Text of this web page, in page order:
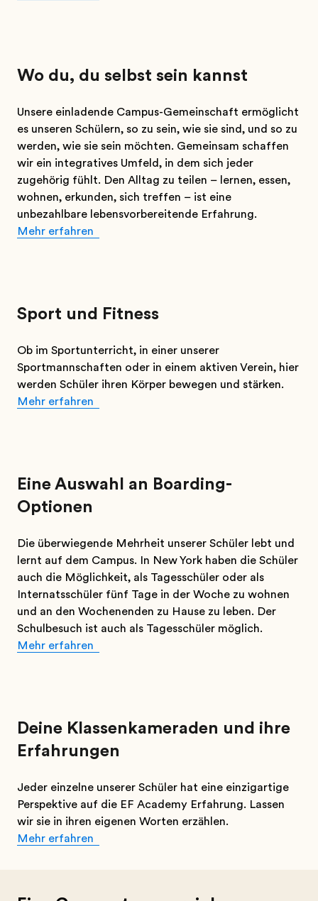
Wo du, du selbst sein kannst
Unsere einladende Campus-Gemeinschaft ermöglicht
es unseren Schülern, so zu sein, wie sie sind, und so zu
werden, wie sie sein möchten. Gemeinsam schaffen
wir ein integratives Umfeld, in dem sich jeder
zugehörig fühlt. Den Alltag zu teilen – lernen, essen,
wohnen, erkunden, sich treffen – ist eine
unbezahlbare lebensvorbereitende Erfahrung.
Mehr erfahren
Sport und Fitness
Ob im Sportunterricht, in einer unserer
Sportmannschaften oder in einem aktiven Verein, hier
werden Schüler ihren Körper bewegen und stärken.
Mehr erfahren
Eine Auswahl an Boarding-
Optionen
Die überwiegende Mehrheit unserer Schüler lebt und
lernt auf dem Campus. In New York haben die Schüler
auch die Möglichkeit, als Tagesschüler oder als
Internatsschüler fünf Tage in der Woche zu wohnen
und an den Wochenenden zu Hause zu leben. Der
Schulbesuch ist auch als Tagesschüler möglich.
Mehr erfahren
Deine Klassenkameraden und ihre
Erfahrungen
Jeder einzelne unserer Schüler hat eine einzigartige
Perspektive auf die EF Academy Erfahrung. Lassen
wir sie in ihren eigenen Worten erzählen.
Mehr erfahren